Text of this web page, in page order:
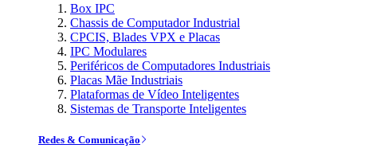
Box IPC
Chassis de Computador Industrial
CPCIS, Blades VPX e Placas
IPC Modulares
Periféricos de Computadores Industriais
Placas Mãe Industriais
Plataformas de Vídeo Inteligentes
Sistemas de Transporte Inteligentes
Redes & Comunicação